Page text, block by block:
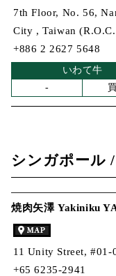
7th Floor, No. 56,
City , Taiwan
+886 2 2627 5648
いわて牛
-
シンガポール
焼肉矢澤 Yakiniku
11 Unity Street, #01-
+65 6235-2941